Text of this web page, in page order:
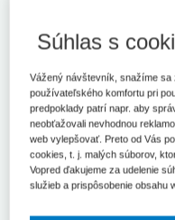
niekto všimol.
BRATISLAVA 4. októbra
Zuzanu Zvolenskú sa pre
sesterských odboroch aj
a sociálnych služieb
Zvolenskej otvorený list, v
pracovníkov v
Podľa jeho slov ich
roka 2013 jej rezort
zamestnancov
Súhlas s
Vážený návštevník, snažíme
používateľského komfortu pri
predpoklady patrí napr. aby
neobťažovali nevhodnou
web vylepšovať. Preto od Vás
cookies, t. j. malých súborov,
Vopred ďakujeme za udelenie
služieb a prispôsobenie obsahu